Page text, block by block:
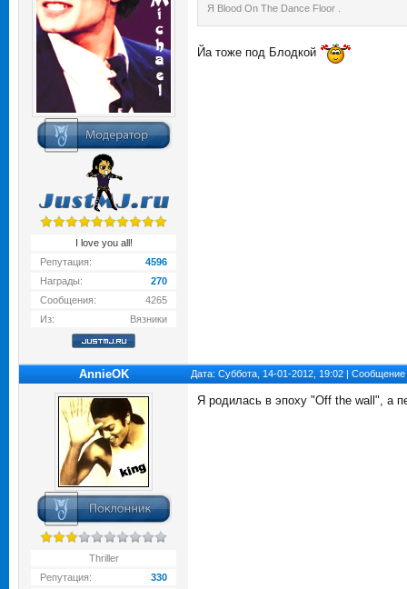
I love you all!
Репутация:
4596
Награды:
270
Сообщения:
4265
Из:
Вязники
Я Blood On The Dance Floor .
Йа тоже под Блодкой
AnnieOK Дата: Суббота, 14-01-2012, 19:02 |
Thriller
Репутация:
330
Я родилась в эпоху "Off the wall", а